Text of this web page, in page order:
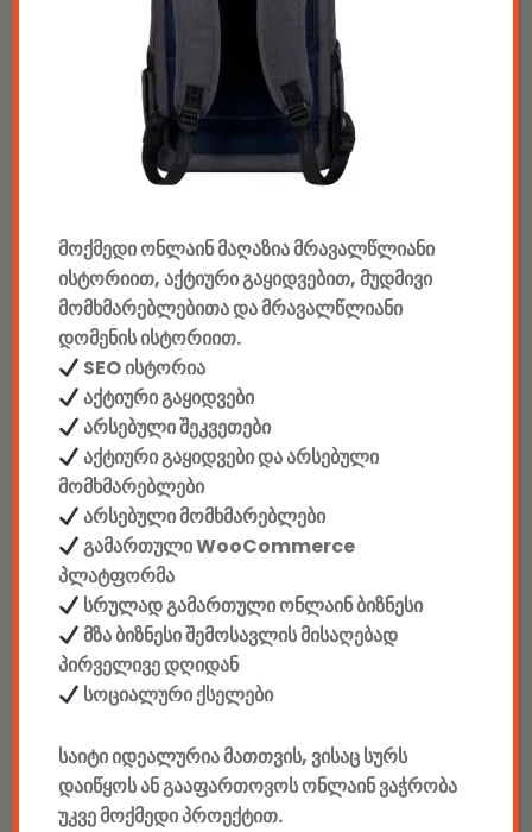
ტაბები & აქსესუარები
ტელევიზორები & აქსესუარები
აუდიო & ვიდეო
კონსოლები & აქსესუარები
მანქანის აქსესუარები
ელემენტები
აკკუმულატორები
კაბელები & დამტენები
დისკები
ჩანთები
სეიფები
კონსტრუქტორები
E-mobility
კომპიუტერები & აქსესუარები
მოქმედი ონლაინ მაღაზია მრავალწლიანი
ისტორიით, აქტიური გაყიდვებით, მუდმივი
მომხმარებლებითა და მრავალწლიანი
დომენის ისტორიით.
SEO ისტორია
აქტიური გაყიდვები
არსებული შეკვეთები
აქტიური გაყიდვები და არსებული
მომხმარებლები
არსებული მომხმარებლები
გამართული WooCommerce
პლატფორმა
სრულად გამართული ონლაინ ბიზნესი
მზა ბიზნესი შემოსავლის მისაღებად
პირველივე დღიდან
სოციალური ქსელები
საიტი იდეალურია მათთვის, ვისაც სურს
დაიწყოს ან გააფართოვოს ონლაინ ვაჭრობა
უკვე მოქმედი პროექტით.